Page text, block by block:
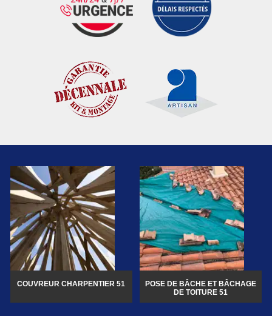
COUVREUR CHARPENTIER 51
POSE DE BÂCHE ET BÂCHAGE
DE TOITURE 51